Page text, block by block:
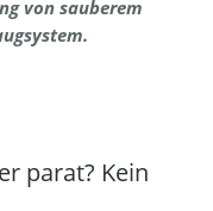
von sauberem
parat? Kein